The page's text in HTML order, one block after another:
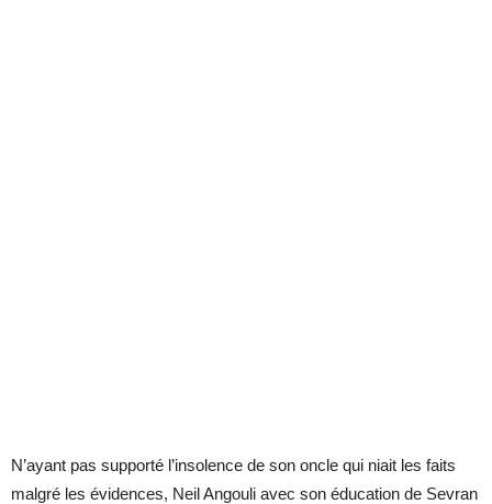
N’ayant pas supporté l’insolence de son oncle qui niait les faits
malgré les évidences, Neil Angouli avec son éducation de Sevran